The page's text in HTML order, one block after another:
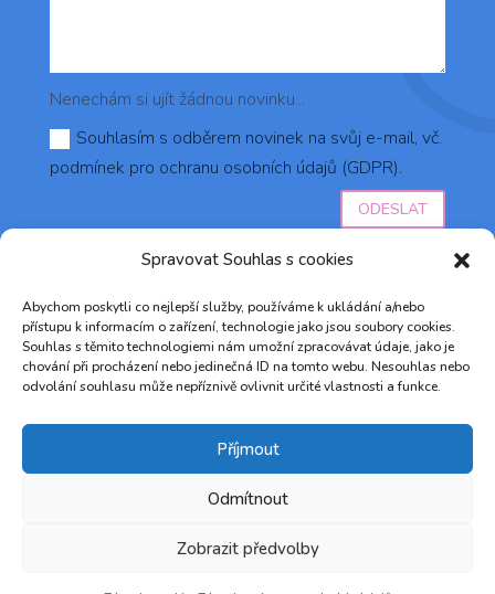
Spravovat Souhlas s cookies
Abychom poskytli co nejlepší služby, používáme k ukládání a/nebo
přístupu k informacím o zařízení, technologie jako jsou soubory cookies.
Souhlas s těmito technologiemi nám umožní zpracovávat údaje, jako je
chování při procházení nebo jedinečná ID na tomto webu. Nesouhlas nebo
odvolání souhlasu může nepříznivě ovlivnit určité vlastnosti a funkce.
Příjmout
Odmítnout
Zobrazit předvolby
Nenechám si ujít žádnou novinku...
Souhlasím s odběrem novinek na svůj e-mail, vč.
podmínek pro ochranu osobních údajů (GDPR).
ODESLAT
© 2023 AZŮRO DO VLASŮ ♥ Vytvořilo studio
Marketingum&RH agency s.r.o.